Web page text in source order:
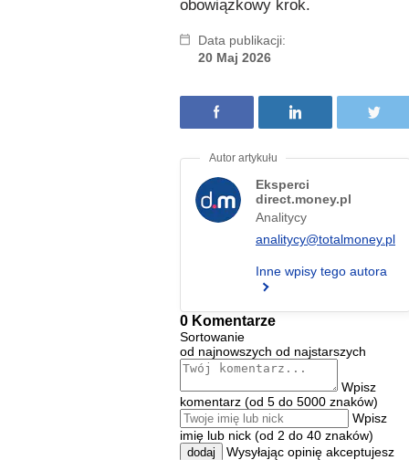
obowiązkowy krok.
Data publikacji:
20 Maj 2026
Eksperci
direct.money.pl
Analitycy
analitycy@totalmoney.pl
Inne wpisy tego autora
0 Komentarze
Sortowanie
od najnowszych od najstarszych
Wpisz
komentarz (od 5 do 5000 znaków)
Wpisz
imię lub nick (od 2 do 40 znaków)
dodaj
Wysyłając opinię akceptujesz